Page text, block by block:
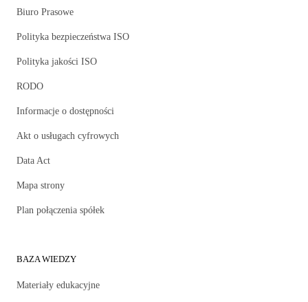
Biuro Prasowe
Polityka bezpieczeństwa ISO
Polityka jakości ISO
RODO
Informacje o dostępności
Akt o usługach cyfrowych
Data Act
Mapa strony
Plan połączenia spółek
BAZA WIEDZY
Materiały edukacyjne